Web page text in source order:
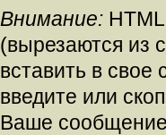
Внимание:
(вырезаются из
вставить в
введите или
Ваше